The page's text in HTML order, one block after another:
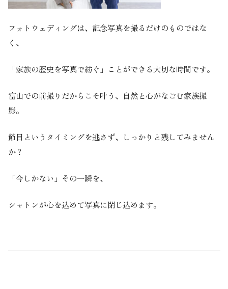
フォトウェディングは、記念写真を撮るだけのものではな
く、
「家族の歴史を写真で紡ぐ」ことができる大切な時間です。
富山での前撮りだからこそ叶う、自然と心がなごむ家族撮
影。
節目というタイミングを逃さず、しっかりと残してみません
か？
「今しかない」その一瞬を、
シャトンが心を込めて写真に閉じ込めます。